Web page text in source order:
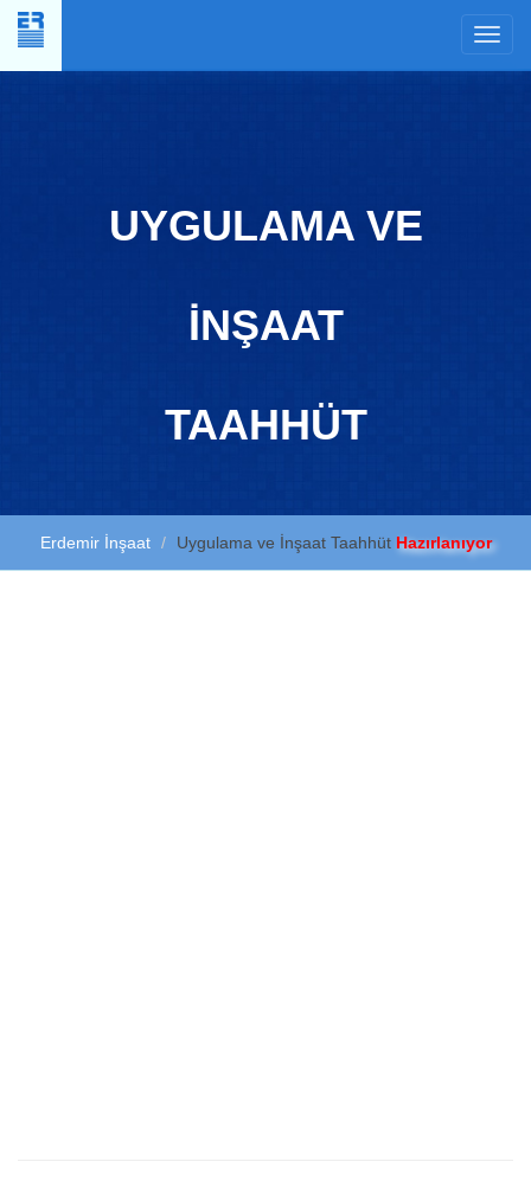
UYGULAMA VE
İNŞAAT
TAAHHÜT
Erdemir İnşaat Uygulama ve İnşaat Taahhüt Hazırlanıyor